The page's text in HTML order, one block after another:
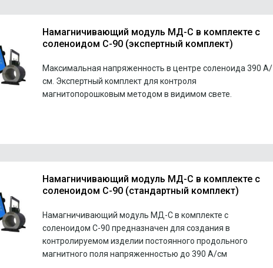
Намагничивающий модуль МД-C в комплекте с
соленоидом С-90 (экспертный комплект)
Максимальная напряженность в центре соленоида 390 А/
см. Экспертный комплект для контроля
магнитопорошковым методом в видимом свете.
Намагничивающий модуль МД-C в комплекте с
соленоидом С-90 (стандартный комплект)
Намагничивающий модуль МД-С в комплекте с
соленоидом С-90 предназначен для создания в
контролируемом изделии постоянного продольного
магнитного поля напряженностью до 390 А/см